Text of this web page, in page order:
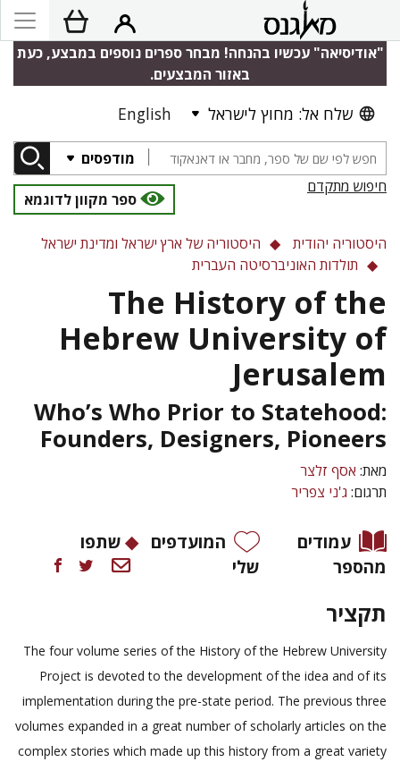
"אודיסיאה" עכשיו בהנחה! מבחר ספרים נוספים במבצע, כעת
באזור המבצעים.
שלח אל: מחוץ לישראל English
מודפסים
חיפוש מתקדם
ספר מקוון לדוגמא
היסטוריה יהודית
היסטוריה של ארץ ישראל ומדינת ישראל
תולדות האוניברסיטה העברית
The History of the
Hebrew University of
Jerusalem
Who’s Who Prior to Statehood:
Founders, Designers, Pioneers
מאת: אסף זלצר
תרגום: ג'ני צפריר
עמודים
מהספר
המועדפים
שלי
שתפו
תקציר
The four volume series of the History of the Hebrew University
Project is devoted to the development of the idea and of its
implementation during the pre-state period. The previous three
volumes expanded in a great number of scholarly articles on the
complex stories which made up this history from a great variety